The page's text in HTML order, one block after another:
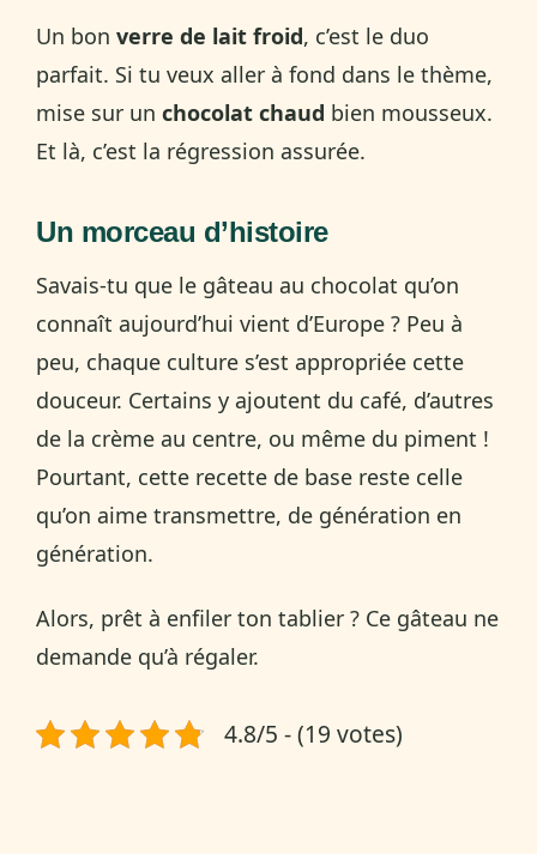
Un bon verre de lait froid, c’est le duo
parfait. Si tu veux aller à fond dans le thème,
mise sur un chocolat chaud bien mousseux.
Et là, c’est la régression assurée.
Un morceau d’histoire
Savais-tu que le gâteau au chocolat qu’on
connaît aujourd’hui vient d’Europe ? Peu à
peu, chaque culture s’est appropriée cette
douceur. Certains y ajoutent du café, d’autres
de la crème au centre, ou même du piment !
Pourtant, cette recette de base reste celle
qu’on aime transmettre, de génération en
génération.
Alors, prêt à enfiler ton tablier ? Ce gâteau ne
demande qu’à régaler.
4.8/5 - (19 votes)